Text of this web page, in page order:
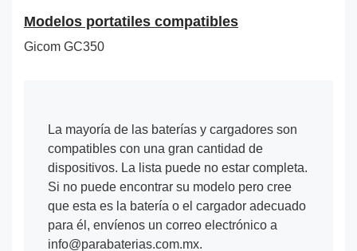
Modelos portatiles compatibles
Gicom GC350
La mayoría de las baterías y cargadores son
compatibles con una gran cantidad de
dispositivos. La lista puede no estar completa.
Si no puede encontrar su modelo pero cree
que esta es la batería o el cargador adecuado
para él, envíenos un correo electrónico a
info@parabaterias.com.mx.